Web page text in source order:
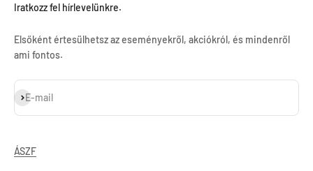
Iratkozz fel hírlevelünkre.
Elsőként értesülhetsz az eseményekről, akciókról, és mindenről
ami fontos.
E-mail
Feliratkozás
ÁSZF